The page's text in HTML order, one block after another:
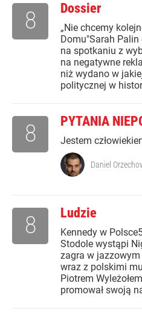
Dossier
„Nie chcemy
Domu"Sarah
na spotkaniu z
na negatywne
niż wydano w
politycznej w
8
PYTANIA
Jestem
8
Daniel
Ludzie
Kennedy w
Stodole wystąpi
zagra w
wraz z polskimi
Piotrem
promował swoją
8